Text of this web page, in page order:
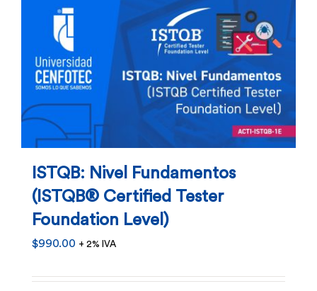
ISTQB: Nivel Fundamentos
(ISTQB® Certified Tester
Foundation Level)
$990.00 + 2% IVA